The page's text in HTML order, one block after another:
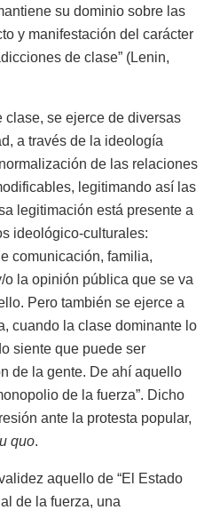
su dominio sobre las
y manifestación del carácter
de clase” (Lenin,
clase, se ejerce de diversas
a través de la ideología
de las relaciones
legitimando así las
legitimación está presente a
ideológico-culturales:
comunicación, familia,
la opinión pública que se va
Pero también se ejerce a
cuando la clase dominante lo
siente que puede ser
de la gente. De ahí aquello
de la fuerza”. Dicho
ante la protesta popular,
quo.
aquello de “El Estado
de la fuerza, una